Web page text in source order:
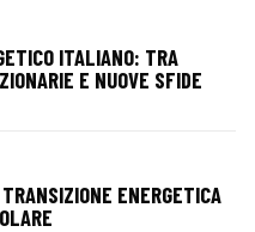
ITALIANO: TRA
E NUOVE SFIDE
ENERGETICA